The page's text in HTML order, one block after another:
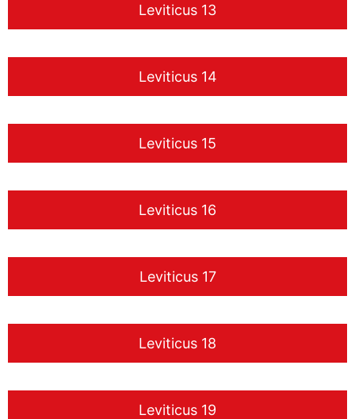
Leviticus 13
Leviticus 14
Leviticus 15
Leviticus 16
Leviticus 17
Leviticus 18
Leviticus 19